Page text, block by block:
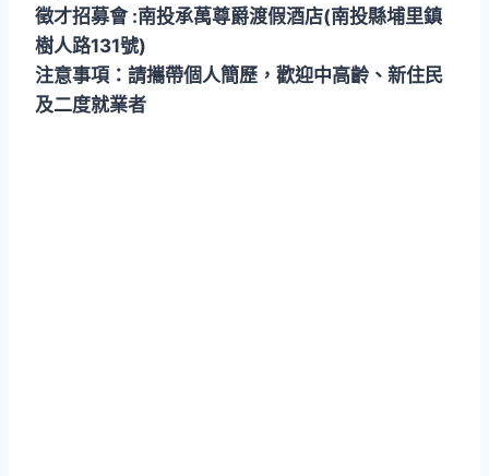
徵才招募會 :南投承萬尊爵渡假酒店(南投縣埔里鎮
樹人路131號)
注意事項：請攜帶個人簡歷，歡迎中高齡、新住民
及二度就業者